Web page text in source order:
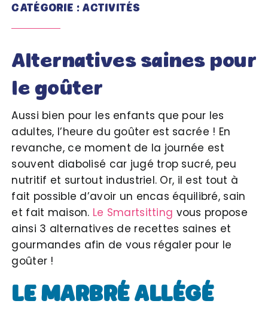
CATÉGORIE : ACTIVITÉS
Alternatives saines pour
le goûter
Aussi bien pour les enfants que pour les
adultes, l’heure du goûter est sacrée ! En
revanche, ce moment de la journée est
souvent diabolisé car jugé trop sucré, peu
nutritif et surtout industriel. Or, il est tout à
fait possible d’avoir un encas équilibré, sain
et fait maison. Le Smartsitting vous propose
ainsi 3 alternatives de recettes saines et
gourmandes afin de vous régaler pour le
goûter !
LE MARBRÉ ALLÉGÉ